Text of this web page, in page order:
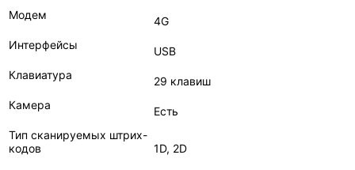
Модем
4G
Интерфейсы
USB
Клавиатура
29 клавиш
Камера
Есть
Тип сканируемых штрих-
кодов
1D, 2D